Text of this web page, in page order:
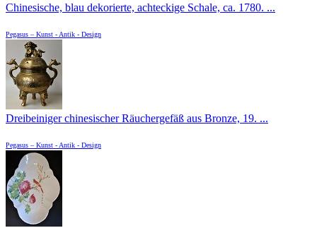
Chinesische, blau dekorierte, achteckige Schale, ca. 1780. ...
Pegasus – Kunst - Antik - Design
Dreibeiniger chinesischer Räuchergefäß aus Bronze, 19. ...
Pegasus – Kunst - Antik - Design